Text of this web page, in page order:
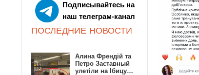
Подписывайтесь на
наш телеграм-канал
ПОСЛЕДНИЕ НОВОСТИ
Алина Френдій та
Петро Заставный
улетіли на Ібицу…